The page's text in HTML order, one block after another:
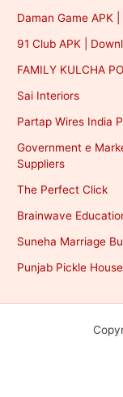
Daman Game APK
91 Club APK |
FAMILY KULCHA
Sai Interiors
Partap Wires India
Government e
Suppliers
The Perfect Click
Brainwave
Suneha Marriage
Punjab Pickle House